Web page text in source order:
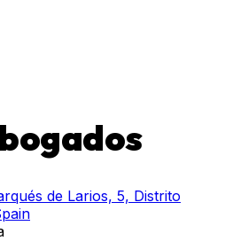
de Larios, 5, Distrito